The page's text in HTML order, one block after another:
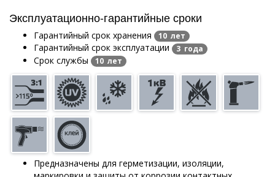
Эксплуатационно-гарантийные сроки
Гарантийный срок хранения 10 лет
Гарантийный срок эксплуатации 3 года
Срок службы 10 лет
Предназначены для герметизации, изоляции,